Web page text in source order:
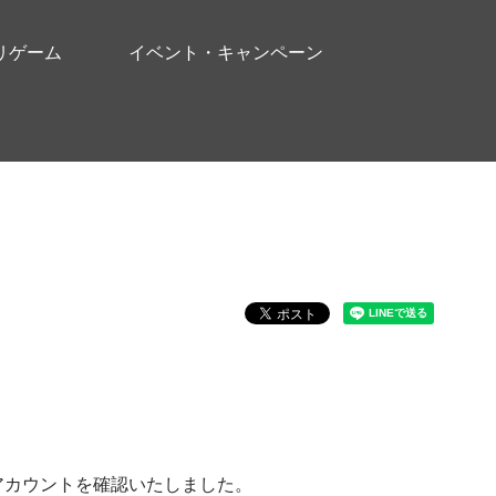
ゲーム イベント・キャンペーン
ウントを確認いたしました。